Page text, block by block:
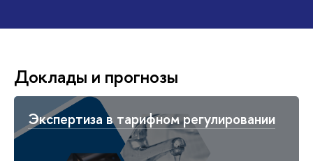
Доклады и прогнозы
Экспертиза в тарифном регулировании